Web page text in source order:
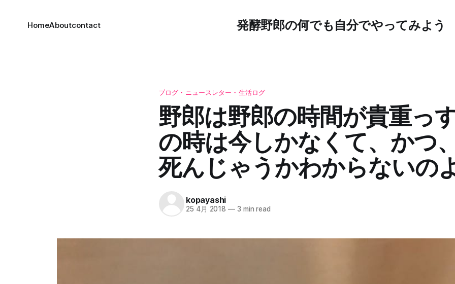
発酵野郎の何でも自分でやってみよう
HomeAboutcontact
ブログ・ニュースレター・生活ログ
野郎は野郎の時間が貴重
の時は今しかなくて、かつ
死んじゃうかわからないの
kopayashi
25 4月 2018 — 3 min read